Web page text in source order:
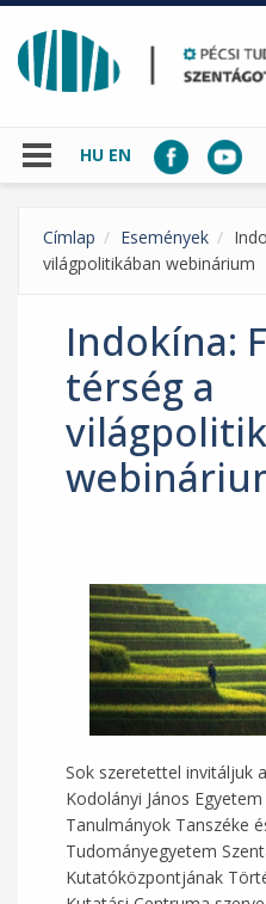
Ugrás a tartalomra
HU EN
Címlap Események
világpolitikában webinárium
Indokína:
térség a
Sok szeretettel invitáljuk
Kodolányi János
Tanulmányok Tanszéke
Tudományegyetem
Kutatóközpontjának